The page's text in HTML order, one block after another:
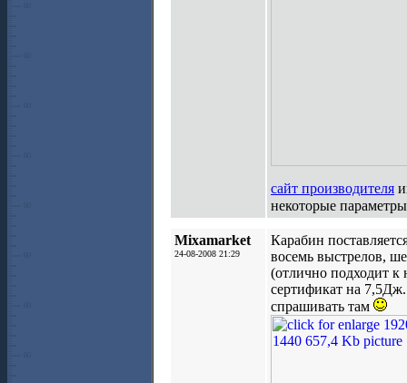
сайт производителя
некоторые
Mixamarket
24-08-2008 21:29
Карабин
восемь выстрелов,
(отлично подходит к
сертификат на
спрашивать там